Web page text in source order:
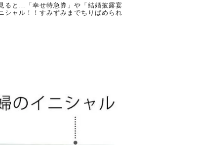
ると…「幸せ特急券」や「結婚披露宴
シャル！！すみずみまでちりばめられ